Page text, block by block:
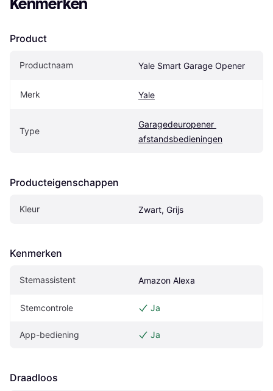
Product
Productnaam Yale Smart Garage Opener
Merk Yale
Type
Garagedeuropener
afstandsbedieningen
Producteigenschappen
Kleur Zwart, Grijs
Kenmerken
Stemassistent Amazon Alexa
Stemcontrole Ja
App-bediening Ja
Draadloos